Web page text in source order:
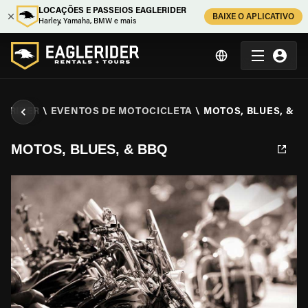
LOCAÇÕES E PASSEIOS EAGLERIDER
Harley, Yamaha, BMW e mais
BAIXE O APLICATIVO
\ EVENTOS DE MOTOCICLETA \ MOTOS, BLUES, &
MOTOS, BLUES, & BBQ